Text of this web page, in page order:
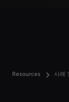
Resources 사례